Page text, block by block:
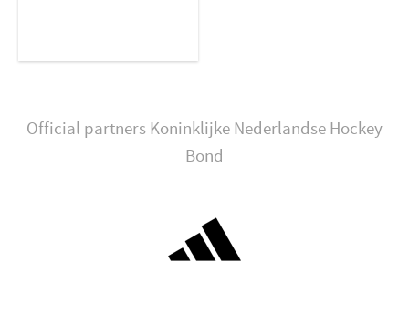
Official partners Koninklijke Nederlandse Hockey
Bond